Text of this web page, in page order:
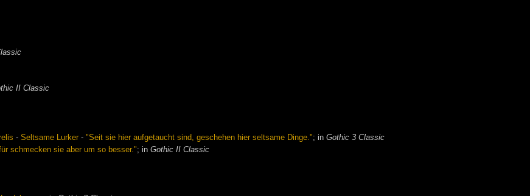
II Classic
-Seltsame Lurker -"Seit sie hier aufgetaucht sind, geschehen hier seltsame Dinge."; inGothic 3 Classic
schmecken sie aber um so besser."; inGothic II Classic